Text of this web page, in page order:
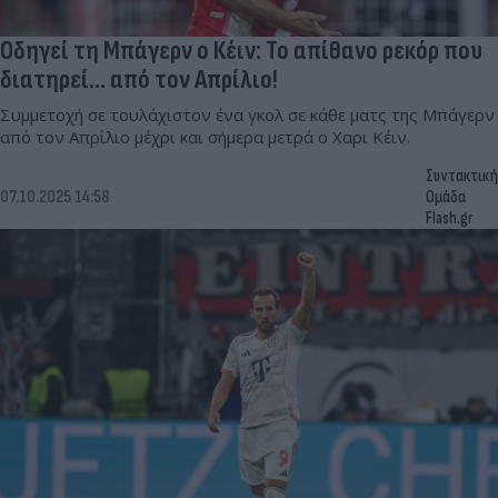
Οδηγεί τη Μπάγερν ο Κέιν: Το απίθανο ρεκόρ που
διατηρεί... από τον Απρίλιο!
Συμμετοχή σε τουλάχιστον ένα γκολ σε κάθε ματς της Μπάγερν
από τον Απρίλιο μέχρι και σήμερα μετρά ο Χαρι Κέιν.
07.10.2025 14:58
Συντακτική
Ομάδα
Flash.gr